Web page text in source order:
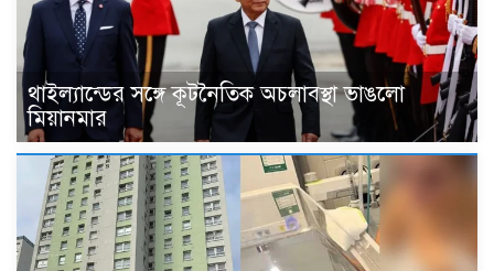
থাইল্যান্ডের সঙ্গে কূটনৈতিক অচলাবস্থা ভাঙলো
মিয়ানমার